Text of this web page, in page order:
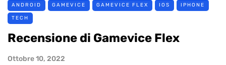
ANDROID GAMEVICE GAMEVICE FLEX IOS IPHONE
TECH
Recensione di Gamevice Flex
Ottobre 10, 2022